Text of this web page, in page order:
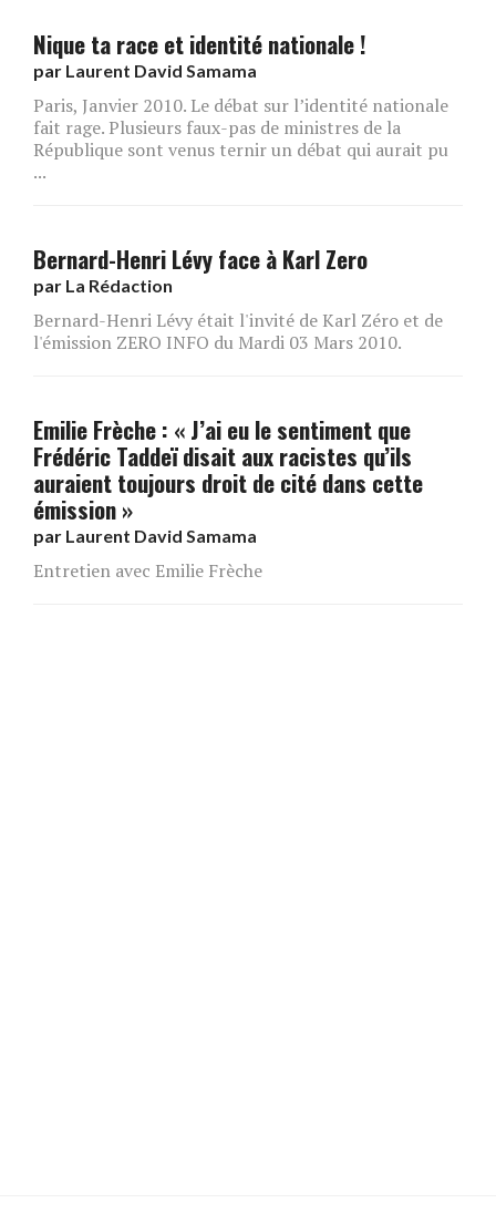
Nique ta race et identité nationale !
par Laurent David Samama
Paris, Janvier 2010. Le débat sur l’identité nationale
fait rage. Plusieurs faux-pas de ministres de la
République sont venus ternir un débat qui aurait pu
...
Bernard-Henri Lévy face à Karl Zero
par La Rédaction
Bernard-Henri Lévy était l'invité de Karl Zéro et de
l'émission ZERO INFO du Mardi 03 Mars 2010.
Emilie Frèche : « J’ai eu le sentiment que
Frédéric Taddeï disait aux racistes qu’ils
auraient toujours droit de cité dans cette
émission »
par Laurent David Samama
Entretien avec Emilie Frèche